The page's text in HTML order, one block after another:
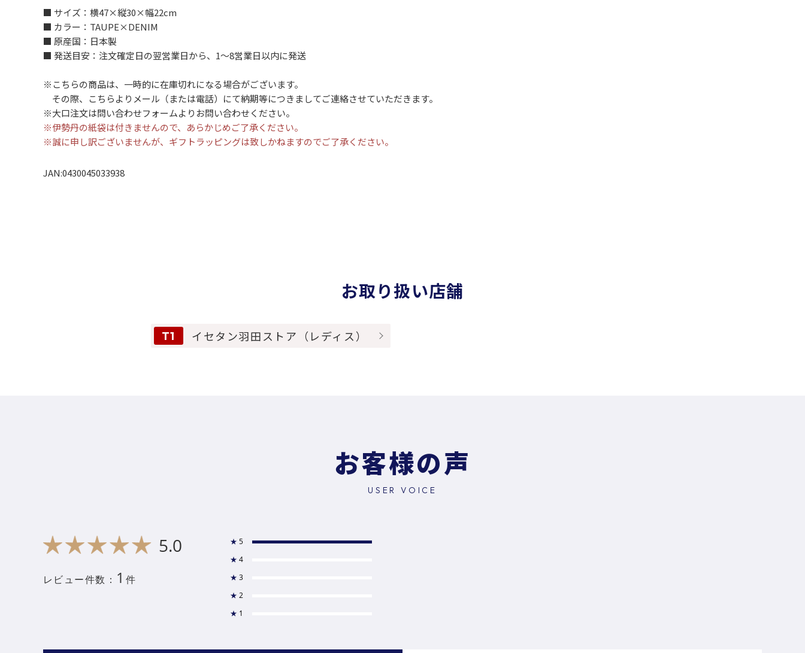
■ サイズ：横47×縦30×幅22cm
■ カラー：TAUPE×DENIM
■ 原産国：日本製
■ 発送目安：注文確定日の翌営業日から、1～8営業日以内に発送
※こちらの商品は、一時的に在庫切れになる場合がございます。
その際、こちらよりメール（または電話）にて納期等につきましてご連絡させていただきます。
※大口注文は問い合わせフォームよりお問い合わせください。
※伊勢丹の紙袋は付きませんので、あらかじめご了承ください。
※誠に申し訳ございませんが、ギフトラッピングは致しかねますのでご了承ください。
JAN:0430045033938
お取り扱い店舗
T1 イセタン羽田ストア（レディス）
お客様の声
USER VOICE
5.0
レビュー件数： 1 件
★ 5
★ 4
★ 3
★ 2
★ 1